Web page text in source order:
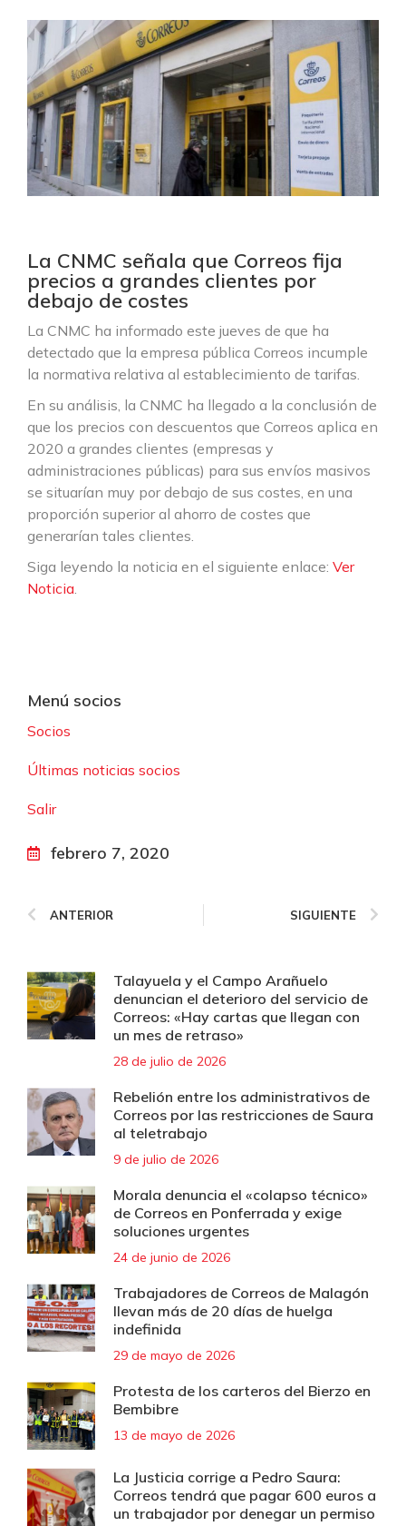
La CNMC señala que Correos fija
precios a grandes clientes por
debajo de costes
La CNMC ha informado este jueves de que ha
detectado que la empresa pública Correos incumple
la normativa relativa al establecimiento de tarifas.
En su análisis, la CNMC ha llegado a la conclusión de
que los precios con descuentos que Correos aplica en
2020 a grandes clientes (empresas y
administraciones públicas) para sus envíos masivos
se situarían muy por debajo de sus costes, en una
proporción superior al ahorro de costes que
generarían tales clientes.
Siga leyendo la noticia en el siguiente enlace: Ver
Noticia.
Menú socios
Socios
Últimas noticias socios
Salir
febrero 7, 2020
ANTERIOR SIGUIENTE
Talayuela y el Campo Arañuelo
denuncian el deterioro del servicio de
Correos: «Hay cartas que llegan con
un mes de retraso»
28 de julio de 2026
Rebelión entre los administrativos de
Correos por las restricciones de Saura
al teletrabajo
9 de julio de 2026
Morala denuncia el «colapso técnico»
de Correos en Ponferrada y exige
soluciones urgentes
24 de junio de 2026
Trabajadores de Correos de Malagón
llevan más de 20 días de huelga
indefinida
29 de mayo de 2026
Protesta de los carteros del Bierzo en
Bembibre
13 de mayo de 2026
La Justicia corrige a Pedro Saura:
Correos tendrá que pagar 600 euros a
un trabajador por denegar un permiso